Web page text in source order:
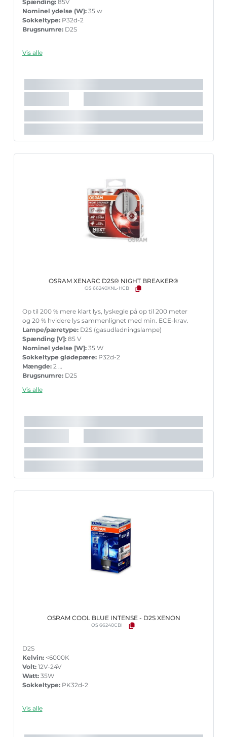
Spænding:85V
Nominel ydelse (W):35 w
Sokkeltype:P32d-2
Brugsnumre:D2S
Vis alle
OSRAM XENARC D2S® NIGHT BREAKER®
OS 66240XNL-HCB
Op til 200 % mere klart lys, lyskegle på op til 200 meter
og 20 % hvidere lys sammenlignet med min. ECE-krav.
Lampe/pæretype:D2S (gasudladningslampe)
Spænding [V]:85 V
Nominel ydelse [W]:35 W
Sokkeltype glødepære:P32d-2
Mængde:2
Brugsnumre:D2S
Vis alle
OSRAM COOL BLUE INTENSE - D2S XENON
OS 66240CBI
D2S
Kelvin:<6000K
Volt:12V-24V
Watt:35W
Sokkeltype:PK32d-2
Vis alle